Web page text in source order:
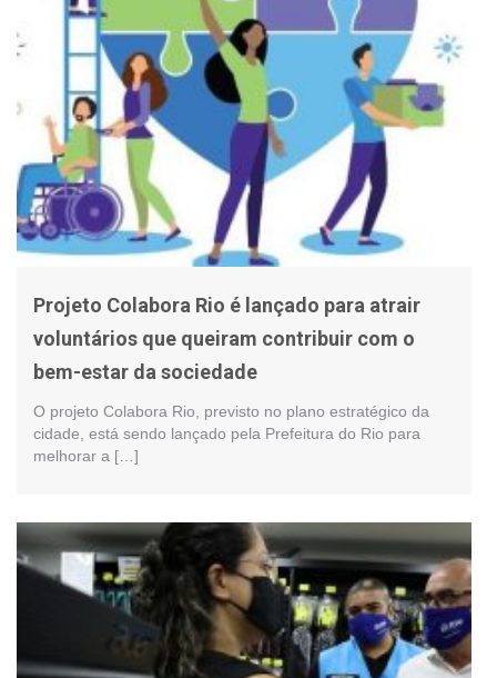
Projeto Colabora Rio é lançado para atrair
voluntários que queiram contribuir com o
bem-estar da sociedade
O projeto Colabora Rio, previsto no plano estratégico da
cidade, está sendo lançado pela Prefeitura do Rio para
melhorar a […]